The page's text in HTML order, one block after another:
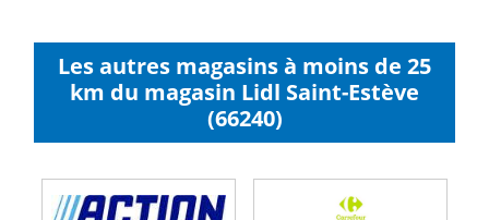
Les autres magasins à moins de 25
km du magasin Lidl Saint-Estève
(66240)